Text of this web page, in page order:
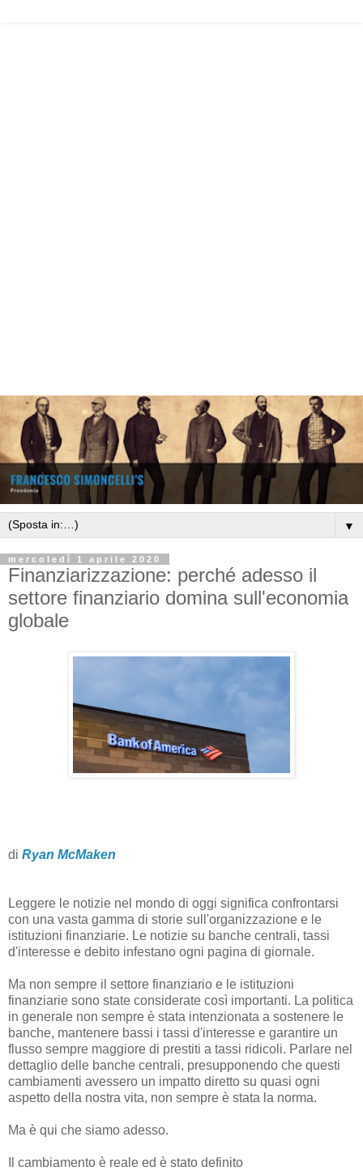
▼
mercoledì 1 aprile 2020
Finanziarizzazione: perché adesso il
settore finanziario domina sull'economia
globale
di Ryan McMaken
Leggere le notizie nel mondo di oggi significa confrontarsi
con una vasta gamma di storie sull'organizzazione e le
istituzioni finanziarie. Le notizie su banche centrali, tassi
d'interesse e debito infestano ogni pagina di giornale.
Ma non sempre il settore finanziario e le istituzioni
finanziarie sono state considerate così importanti. La politica
in generale non sempre è stata intenzionata a sostenere le
banche, mantenere bassi i tassi d'interesse e garantire un
flusso sempre maggiore di prestiti a tassi ridicoli. Parlare nel
dettaglio delle banche centrali, presupponendo che questi
cambiamenti avessero un impatto diretto su quasi ogni
aspetto della nostra vita, non sempre è stata la norma.
Ma è qui che siamo adesso.
Il cambiamento è reale ed è stato definito